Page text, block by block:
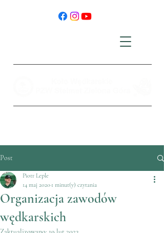
Post
Organizacja zawodów
wędkarskich
Piotr Leple
14 maj 2020 1 minut(y) czytania